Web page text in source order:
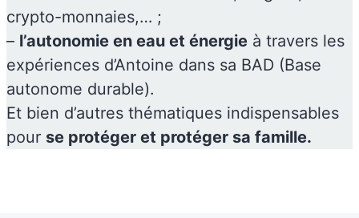
crypto-monnaies,… ;
– l’autonomie en eau et énergie à travers les
expériences d’Antoine dans sa BAD (Base
autonome durable).
Et bien d’autres thématiques indispensables
pour se protéger et protéger sa famille.